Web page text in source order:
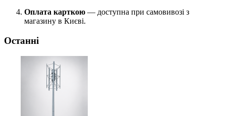
Оплата карткою — доступна при самовивозі з
магазину в Києві.
Останні